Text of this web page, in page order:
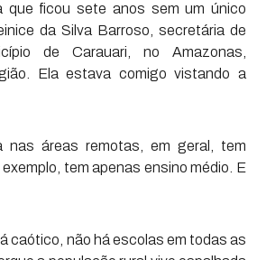
que ficou sete anos sem um único
da Silva Barroso, secretária de
de Carauari, no Amazonas,
Ela estava comigo vistando a
nas áreas remotas, em geral, tem
tem apenas ensino médio. E
caótico, não há escolas em todas as